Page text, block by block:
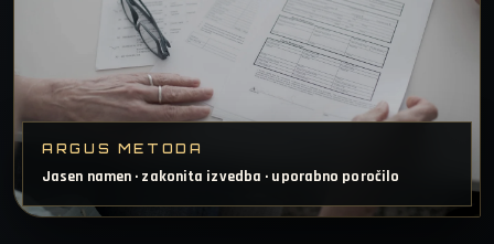
ARGUS METODA
Jasen namen · zakonita izvedba · uporabno poročilo